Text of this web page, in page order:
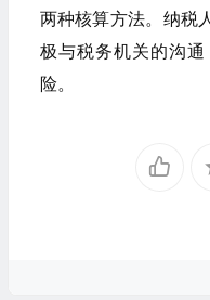
两种核算方法。纳税
极与税务机关的沟
险。